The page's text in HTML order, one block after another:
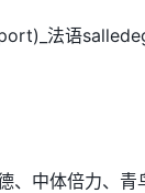
法语
、中体倍力、